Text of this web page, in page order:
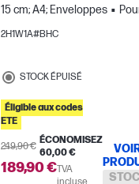
15 cm; A4; Enveloppes
des équipes de 3
2H1W1A#BHC
STOCK ÉPUISÉ
Éligible aux codes
ETE
249,90 €
ÉCONOMISEZ
60,00 €
189,90 €TVA